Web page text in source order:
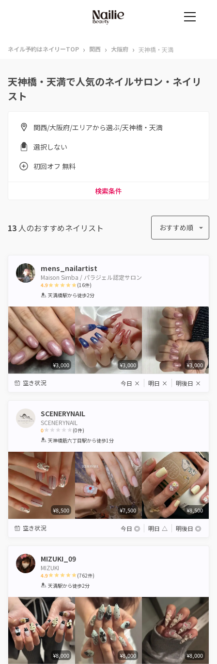
ネイル予約はネイリーTOP › 関西 › 大阪府 › 天神橋・天満
天神橋・天満で人気のネイルサロン・ネイリ
スト
関西/大阪府/エリアから選ぶ/天神橋・天満
選択しない
初回オフ 無料
検索条件
13 人のおすすめネイリスト おすすめ順
mens_nailartist
Maison Simba / パラジェル認定サロン
4.9
1 2 3 4 5
(16件)
天満橋駅から徒歩2分
¥3,000 ¥3,000 ¥3,000
空き状況 今日 × 明日 × 明後日 ×
SCENERYNAIL
SCENERYNAIL
0
1 2 3 4 5
(0件)
天神橋筋六丁目駅から徒歩1分
¥8,500 ¥7,500 ¥8,500
空き状況 今日 ◎ 明日 △ 明後日 ◎
MIZUKI_09
MIZUKI
4.9
1 2 3 4 5
(762件)
天満駅から徒歩2分
¥8,000 ¥8,000 ¥8,000